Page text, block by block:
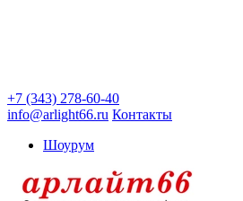
+7 (343) 278-60-40
info@arlight66.ru Контакты
Шоурум